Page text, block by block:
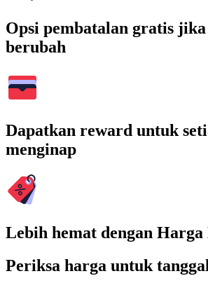
Opsi pembatalan gratis
berubah
Dapatkan reward untuk
menginap
Lebih hemat dengan
Periksa harga untuk